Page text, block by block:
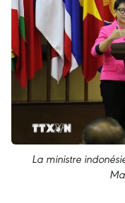
La ministre